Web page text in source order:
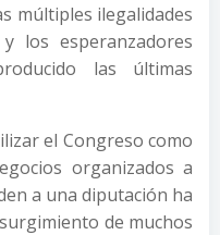
múltiples ilegalidades
los esperanzadores
las últimas
el Congreso como
organizados a
a una diputación ha
de muchos